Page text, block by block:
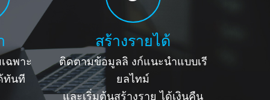
ฉพาะ
ทันที
สร้างรายได้
ติดตามข้อมูลลิ งก์แนะนำแบบเรี
ยลไทม์
และเริ่มต้นสร้างราย
ได้เงินคืน